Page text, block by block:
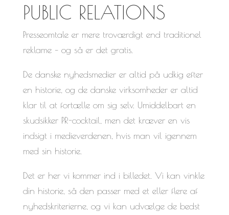
PUBLIC RELATIONS
Presseomtale er mere troværdigt end traditionel
reklame – og så er det gratis.
De danske nyhedsmedier er altid på udkig efter
en historie, og de danske virksomheder er altid
klar til at fortælle om sig selv. Umiddelbart en
skudsikker PR-cocktail, men det kræver en vis
indsigt i medieverdenen, hvis man vil igennem
med sin historie.
Det er her vi kommer ind i billedet. Vi kan vinkle
din historie, så den passer med et eller flere af
nyhedskriterierne, og vi kan udvælge de bedst